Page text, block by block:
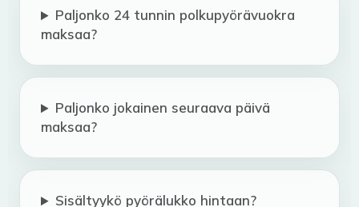
Paljonko 24 tunnin polkupyörävuokra
maksaa?
Paljonko jokainen seuraava päivä
maksaa?
Sisältyykö pyörälukko hintaan?